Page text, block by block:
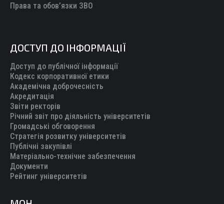
Права та обов’язки ЗВО
ДОСТУП ДО ІНФОРМАЦІЇ
Доступ до публічної інформації
Кодекс корпоративної етики
Академічна доброчесність
Акредитація
Звіти ректорів
Річний звіт про діяльність університетів
Громадські обговорення
Стратегія розвитку університетів
Публічні закупівлі
Матеріально-технічне забезпечення
Документи
Рейтинг університетів